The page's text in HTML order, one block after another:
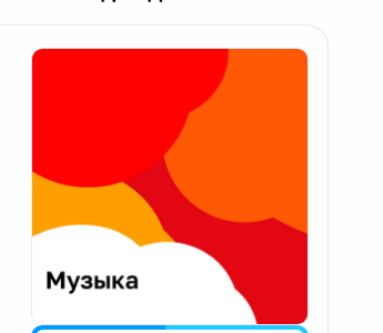
Апатиты
Екатеринбург
Калининград
Калуга